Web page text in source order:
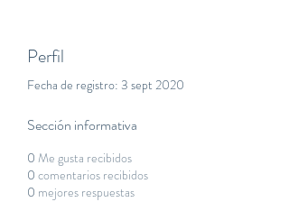
Perfil
Fecha de registro: 3 sept 2020
Sección informativa
0 Me gusta recibidos
0 comentarios recibidos
0 mejores respuestas